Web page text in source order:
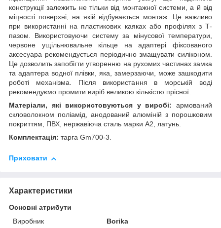
конструкції залежить не тільки від монтажної системи, а й від
міцності поверхні, на якій відбувається монтаж. Це важливо
при використанні на пластикових каяках або профілях з Т-
пазом. Використовуючи систему за мінусової температури,
червоне ущільнювальне кільце на адаптері фіксованого
аксесуара рекомендується періодично змащувати силіконом.
Це дозволить запобігти утворенню на рухомих частинах замка
та адаптера водної плівки, яка, замерзаючи, може зашкодити
роботі механізма. Після використання в морській воді
рекомендуємо промити виріб великою кількістю прісної.
Матеріали, які використовуються у виробі: армований
скловолокном поліамід, анодований алюміній з порошковим
покриттям, ПВХ, нержавіюча сталь марки А2, латунь.
Комплектація: тарга Gm700-3.
Приховати
Характеристики
Основні атрибути
Виробник
Borika